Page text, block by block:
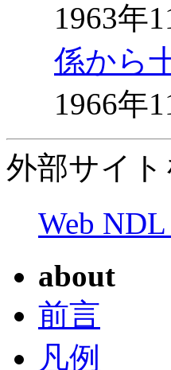
1963年
係から
1966年
外部サイト
Web
about
前言
凡例